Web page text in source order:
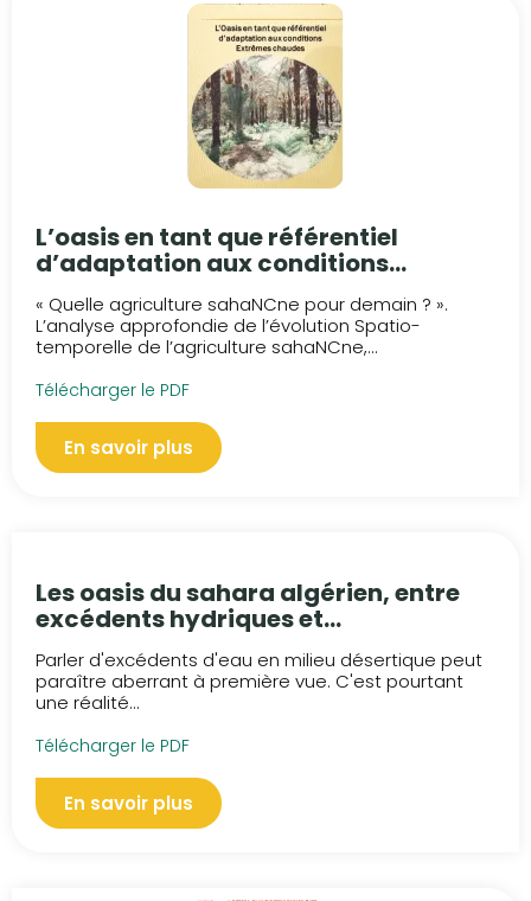
L’oasis en tant que référentiel
d’adaptation aux conditions
extrêmes chaudes
« Quelle agriculture sahaNCne pour demain ? ».
L’analyse approfondie de l’évolution Spatio-
temporelle de l’agriculture sahaNCne,...
Télécharger le PDF
En savoir plus
Les oasis du sahara algérien, entre
excédents hydriques et
salinité:l’exemple de l’oasis de
Ouargla
Parler d'excédents d'eau en milieu désertique peut
paraître aberrant à première vue. C'est pourtant
une réalité...
Télécharger le PDF
En savoir plus